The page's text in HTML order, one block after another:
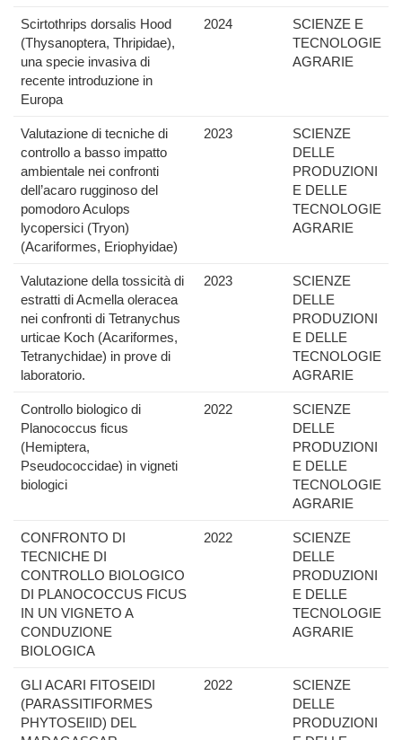
Scirtothrips dorsalis Hood
(Thysanoptera, Thripidae),
una specie invasiva di
recente introduzione in
Europa
2024
SCIENZE E
TECNOLOGIE
AGRARIE
Valutazione di tecniche di
controllo a basso impatto
ambientale nei confronti
dell’acaro rugginoso del
pomodoro Aculops
lycopersici (Tryon)
(Acariformes, Eriophyidae)
2023
SCIENZE
DELLE
PRODUZIONI
E DELLE
TECNOLOGIE
AGRARIE
Valutazione della tossicità di
estratti di Acmella oleracea
nei confronti di Tetranychus
urticae Koch (Acariformes,
Tetranychidae) in prove di
laboratorio.
2023
SCIENZE
DELLE
PRODUZIONI
E DELLE
TECNOLOGIE
AGRARIE
Controllo biologico di
Planococcus ficus
(Hemiptera,
Pseudococcidae) in vigneti
biologici
2022
SCIENZE
DELLE
PRODUZIONI
E DELLE
TECNOLOGIE
AGRARIE
CONFRONTO DI
TECNICHE DI
CONTROLLO BIOLOGICO
DI PLANOCOCCUS FICUS
IN UN VIGNETO A
CONDUZIONE
BIOLOGICA
2022
SCIENZE
DELLE
PRODUZIONI
E DELLE
TECNOLOGIE
AGRARIE
GLI ACARI FITOSEIDI
(PARASSITIFORMES
PHYTOSEIID) DEL
2022
SCIENZE
DELLE
PRODUZIONI